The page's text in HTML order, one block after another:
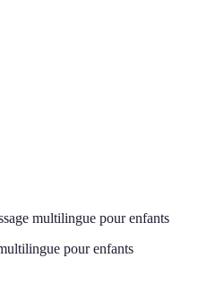
multilingue pour enfants
pour enfants